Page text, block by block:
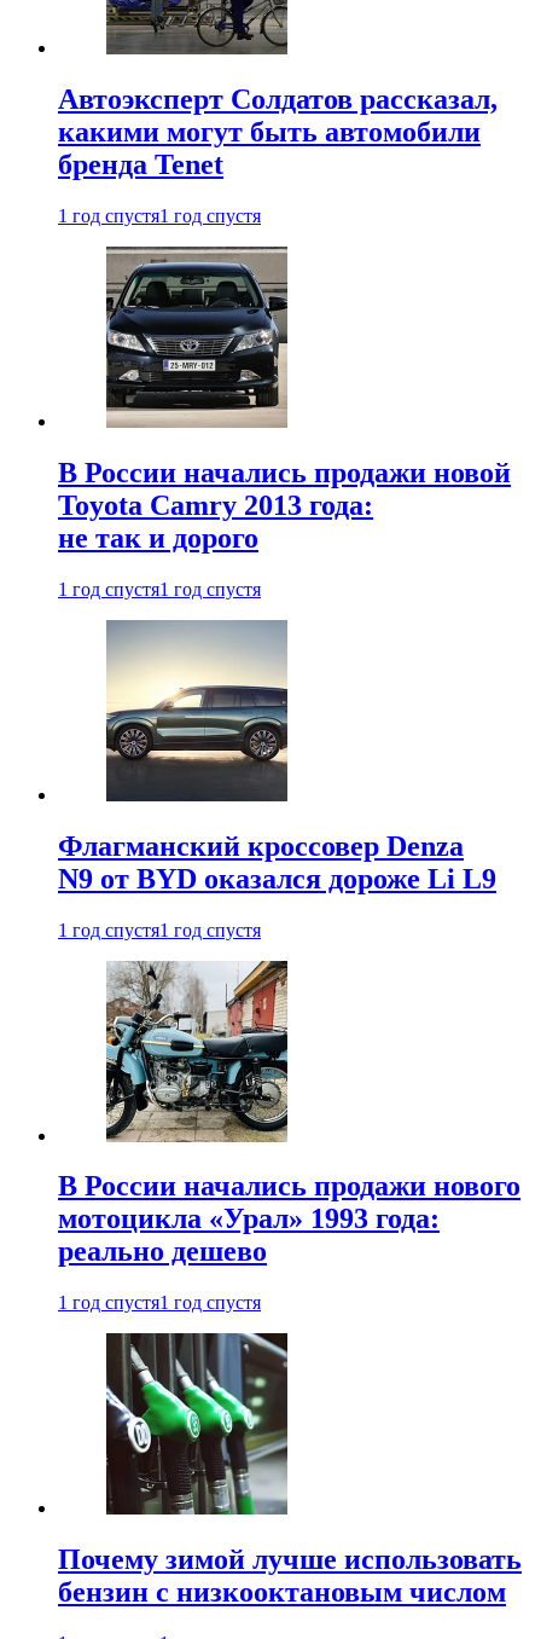
Автоэксперт Солдатов рассказал,
какими могут быть автомобили
бренда Tenet
1 год спустя1 год спустя
В России начались продажи новой
Toyota Camry 2013 года:
не так и дорого
1 год спустя1 год спустя
Флагманский кроссовер Denza
N9 от BYD оказался дороже Li L9
1 год спустя1 год спустя
В России начались продажи нового
мотоцикла «Урал» 1993 года:
реально дешево
1 год спустя1 год спустя
Почему зимой лучше использовать
бензин с низкооктановым числом